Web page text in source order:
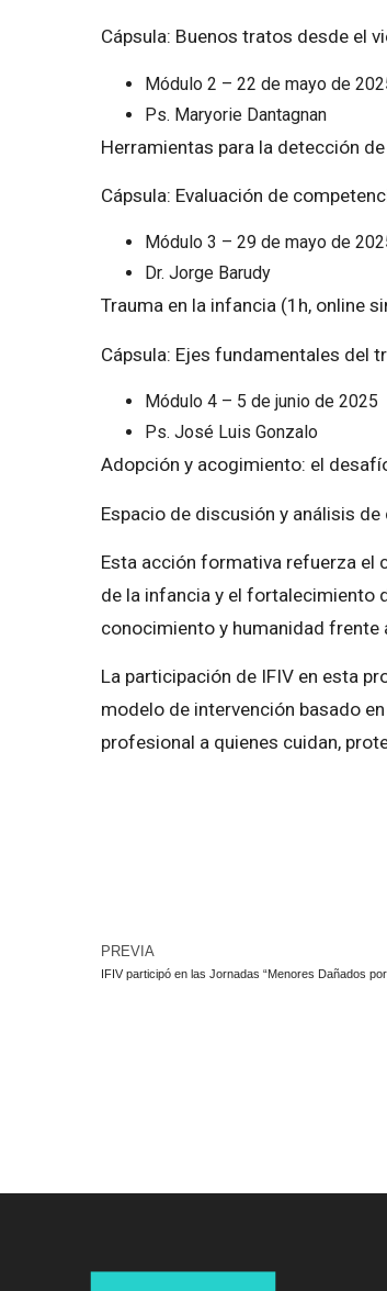
Cápsula: Buenos tratos desde el
Módulo 2 – 22 de mayo de
Ps. Maryorie Dantagnan
Herramientas para la detección
Cápsula: Evaluación de
Módulo 3 – 29 de mayo de
Dr. Jorge Barudy
Trauma en la infancia (1h, online
Cápsula: Ejes fundamentales del
Módulo 4 – 5 de junio de 2025
Ps. José Luis Gonzalo
Adopción y acogimiento: el
Espacio de discusión y análisis
Esta acción formativa refuerza el
de la infancia y el fortalecimiento
conocimiento y humanidad
La participación de IFIV en esta
modelo de intervención basado
profesional a quienes cuidan,
PREVIA